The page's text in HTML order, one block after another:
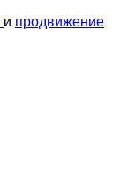
и продвижение